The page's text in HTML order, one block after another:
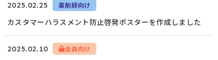
2025.02.25 薬剤師向け
カスタマーハラスメント防止啓発ポスターを作成しました
2025.02.10 会員向け